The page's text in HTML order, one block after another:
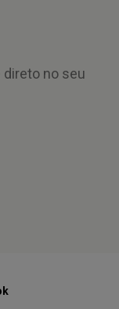
direto no seu